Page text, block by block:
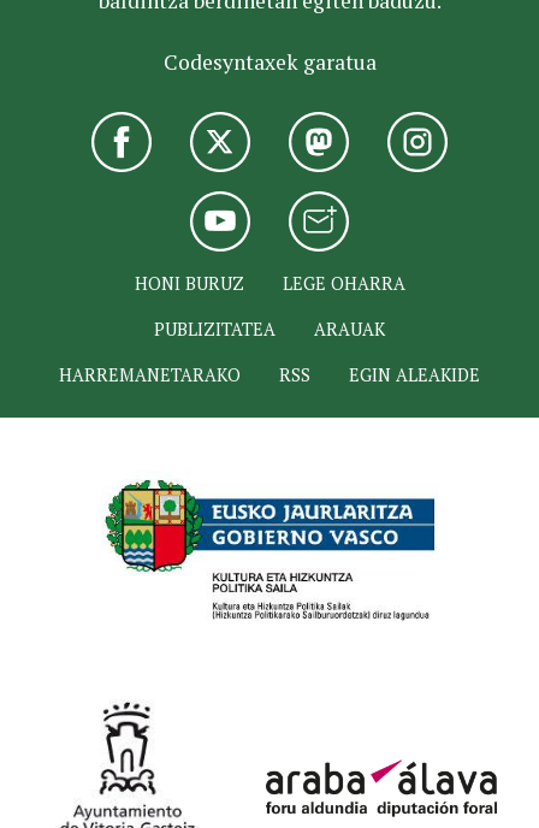
Codesyntaxek garatua
HONI BURUZ
LEGE OHARRA
PUBLIZITATEA
ARAUAK
HARREMANETARAKO
RSS EGIN ALEAKIDE